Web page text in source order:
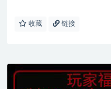
收藏 链接